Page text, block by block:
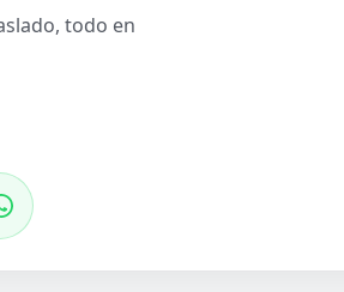
todo en